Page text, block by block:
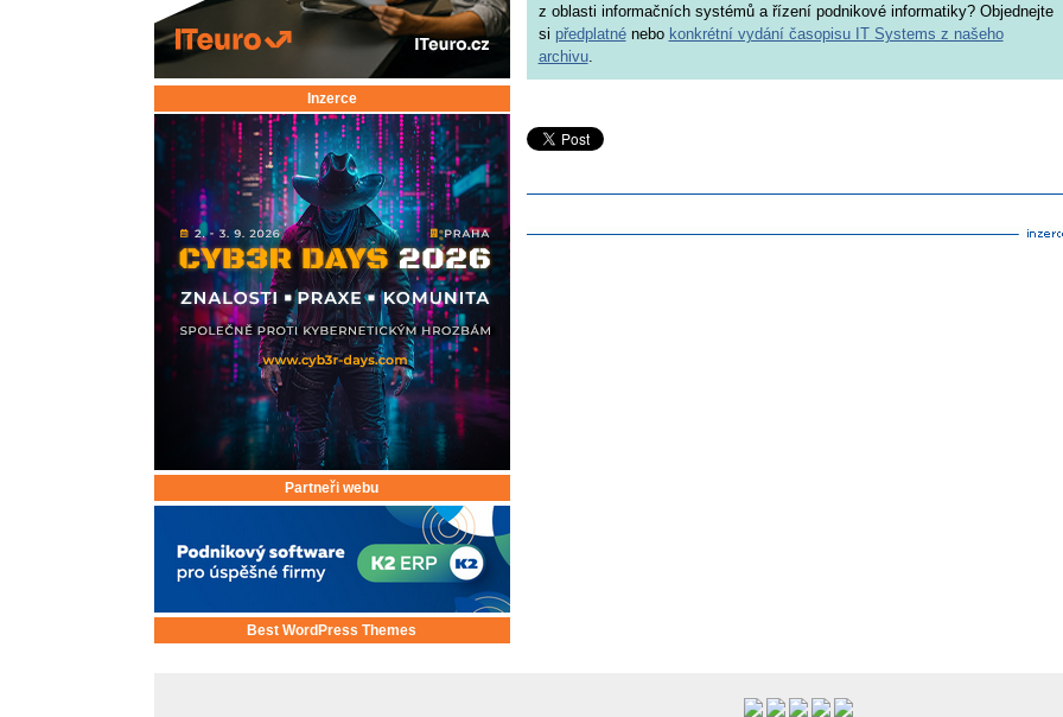
Inzerce
Partneři webu
Best WordPress Themes
z oblasti informačních systémů a řízení podnikové informatiky? Objednejte
si předplatnénebo konkrétní vydání časopisu IT Systems z našeho
archivu.